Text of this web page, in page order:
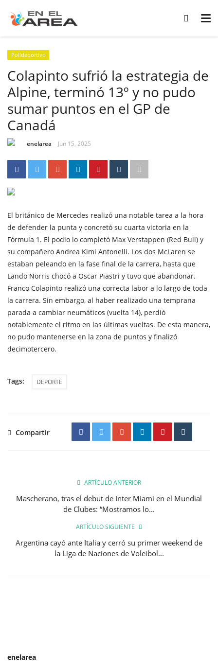
Polideportivo
Colapinto sufrió la estrategia de
Alpine, terminó 13º y no pudo
sumar puntos en el GP de
Canadá
enelarea Jun 15, 2025
El británico de Mercedes realizó una notable tarea a la hora
de defender la punta y concretó su cuarta victoria en la
Fórmula 1. El podio lo completó Max Verstappen (Red Bull) y
su compañero Andrea Kimi Antonelli. Los dos McLaren se
estaban peleando en la fase final de la carrera, hasta que
Lando Norris chocó a Oscar Piastri y tuvo que abandonar.
Franco Colapinto realizó una correcta labor a lo largo de toda
la carrera. Sin embargo, al haber realizado una temprana
parada a cambiar neumáticos (vuelta 14), perdió
notablemente el ritmo en las últimas vueltas. De esta manera,
no pudo mantenerse en la zona de puntos y finalizó
decimotercero.
Tags: DEPORTE
Compartir
ARTÍCULO ANTERIOR
Mascherano, tras el debut de Inter Miami en el Mundial
de Clubes: “Mostramos lo...
ARTÍCULO SIGUIENTE
Argentina cayó ante Italia y cerró su primer weekend de
la Liga de Naciones de Voleibol...
enelarea